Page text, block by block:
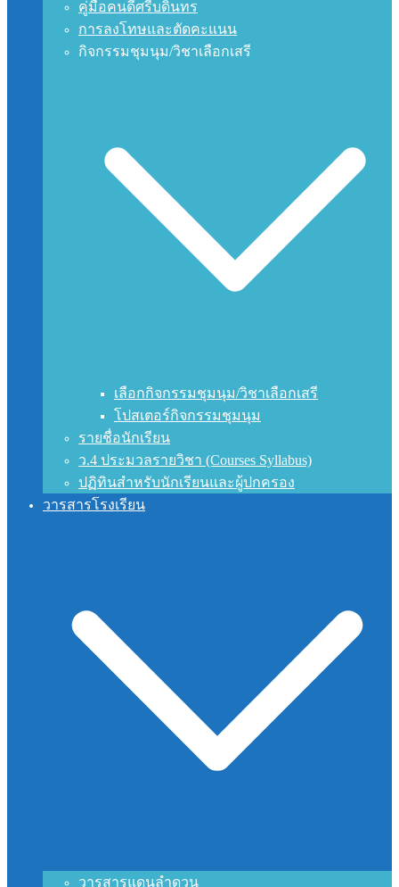
คู่มือคนดีศรีบดินทร
การลงโทษและตัดคะแนน
กิจกรรมชุมนุม/วิชาเลือกเสรี
เลือกกิจกรรมชุมนุม/วิชาเลือกเสรี
โปสเตอร์กิจกรรมชุมนุม
รายชื่อนักเรียน
ว.4 ประมวลรายวิชา (Courses Syllabus)
ปฏิทินสำหรับนักเรียนและผู้ปกครอง
วารสารโรงเรียน
วารสารแดนลำดวน